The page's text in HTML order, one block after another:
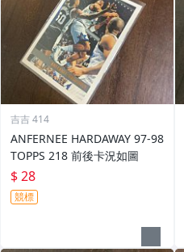
吉吉 414
ANFERNEE HARDAWAY 97-98
TOPPS 218 前後卡況如圖
$ 28
競標